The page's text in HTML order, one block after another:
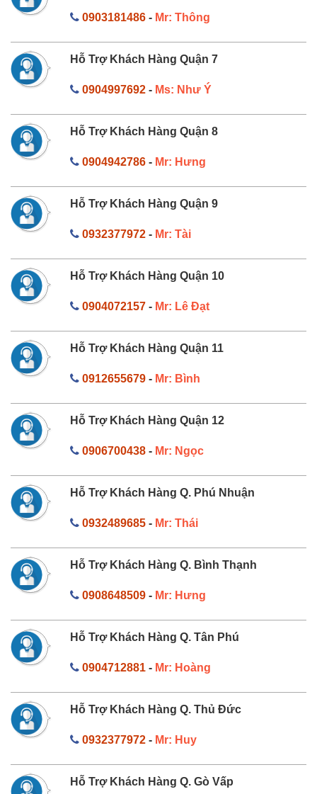
0903181486- Mr: Thông
Hỗ Trợ Khách Hàng Quận 7
0904997692- Ms: Như Ý
Hỗ Trợ Khách Hàng Quận 8
0904942786- Mr: Hưng
Hỗ Trợ Khách Hàng Quận 9
0932377972- Mr: Tài
Hỗ Trợ Khách Hàng Quận 10
0904072157- Mr: Lê Đạt
Hỗ Trợ Khách Hàng Quận 11
0912655679- Mr: Bình
Hỗ Trợ Khách Hàng Quận 12
0906700438- Mr: Ngọc
Hỗ Trợ Khách Hàng Q. Phú Nhuận
0932489685- Mr: Thái
Hỗ Trợ Khách Hàng Q. Bình Thạnh
0908648509- Mr: Hưng
Hỗ Trợ Khách Hàng Q. Tân Phú
0904712881- Mr: Hoàng
Hỗ Trợ Khách Hàng Q. Thủ Đức
0932377972- Mr: Huy
Hỗ Trợ Khách Hàng Q. Gò Vấp